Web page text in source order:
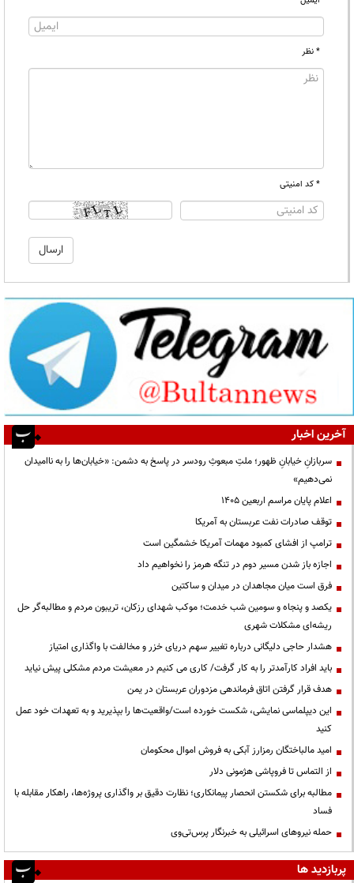
* نظر
* کد امنیتی
آخرین اخبار
سربازانِ خیابانِ ظهور؛ ملتِ مبعوثِ رودسر در پاسخ به دشمن: «خیابان‌ها را به ناامیدان
نمی‌دهیم»
اعلام پایان مراسم اربعین ۱۴۰۵
توقف صادرات نفت عربستان به آمریکا
ترامپ از افشای کمبود مهمات آمریکا خشمگین است
اجازه باز شدن مسیر دوم در تنگه هرمز را نخواهیم داد
فرق است میان مجاهدان در میدان و ساکتین
یکصد و پنجاه و سومین شب خدمت؛ موکب شهدای رزکان، تریبون مردم و مطالبه‌گر حل
ریشه‌ای مشکلات شهری
هشدار حاجی دلیگانی درباره تغییر سهم دریای خزر و مخالفت با واگذاری امتیاز
باید افراد کارآمدتر را به کار گرفت/ کاری می کنیم در معیشت مردم مشکلی پیش نیاید
هدف قرار گرفتن اتاق‌ فرماندهی مزدوران عربستان در یمن
این دیپلماسی نمایشی، شکست خورده است/واقعیت‌ها را بپذیرید و به تعهدات خود عمل
کنید
امید مالباختگان رمزارز آبکی به فروش اموال محکومان
از التماس تا فروپاشی هژمونی دلار
مطالبه برای شکستن انحصار پیمانکاری؛ نظارت دقیق بر واگذاری پروژه‌ها، راهکار مقابله با
فساد
حمله نیروهای اسرائیلی به خبرنگار پرس‌تی‌وی
پربازدید ها